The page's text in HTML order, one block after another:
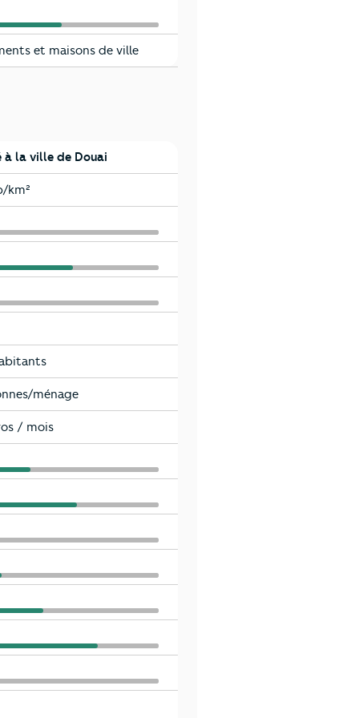
et maisons de ville
à la ville de Douai
km²
ménage
/ mois